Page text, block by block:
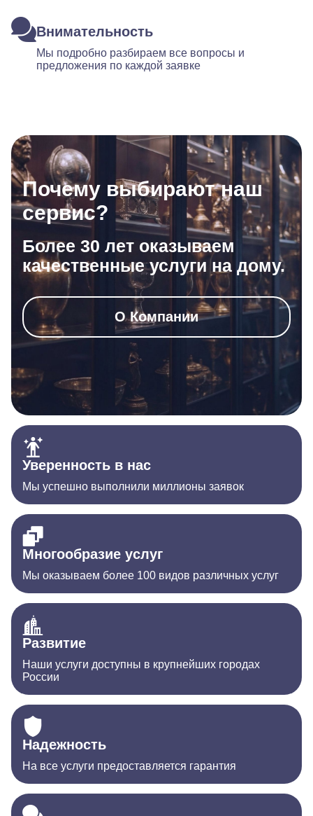
Внимательность
Мы подробно разбираем все вопросы и
предложения по каждой заявке
Почему выбирают наш
сервис?
Более 30 лет оказываем
качественные услуги на дому.
О Компании
Уверенность в нас
Мы успешно выполнили миллионы заявок
Многообразие услуг
Мы оказываем более 100 видов различных услуг
Развитие
Наши услуги доступны в крупнейших городах
России
Надежность
На все услуги предоставляется гарантия